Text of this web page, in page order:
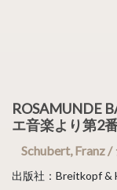
ROSAMUNDE
エ音楽より第2
Schubert, Franz /
出版社：Breitkopf